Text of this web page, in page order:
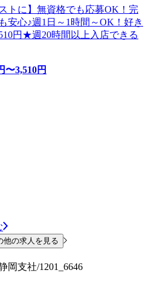
トに】無資格でも応募OK！完
安心♪週1日～1時間～OK！好き
円★週20時間以上入店できる
〜3,510円
他の求人を見る
支社/1201_6646